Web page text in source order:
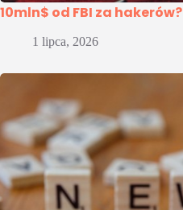
10mln$ od FBI za hakerów?
1 lipca, 2026